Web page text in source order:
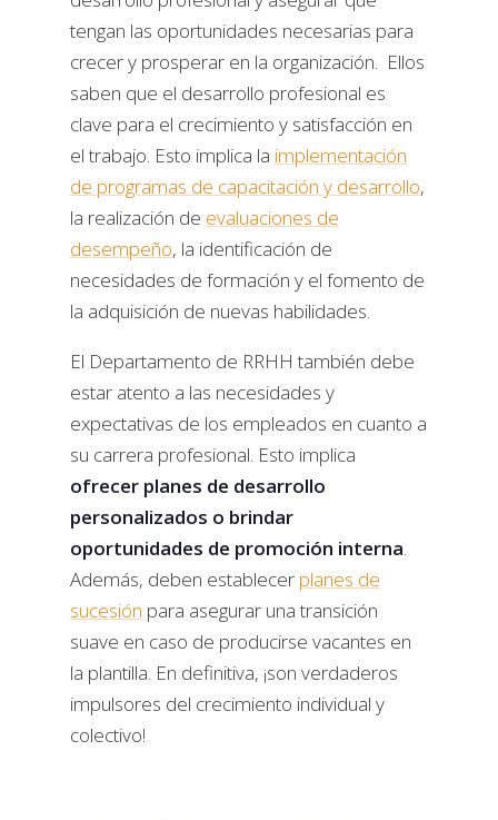
tengan las oportunidades necesarias para
crecer y prosperar en la organización. Ellos
saben que el desarrollo profesional es
clave para el crecimiento y satisfacción en
el trabajo. Esto implica la implementación
de programas de capacitación y desarrollo,
la realización de evaluaciones de
desempeño, la identificación de
necesidades de formación y el fomento de
la adquisición de nuevas habilidades.
El Departamento de RRHH también debe
estar atento a las necesidades y
expectativas de los empleados en cuanto a
su carrera profesional. Esto implica
ofrecer planes de desarrollo
personalizados o brindar
oportunidades de promoción interna.
Además, deben establecer planes de
sucesión para asegurar una transición
suave en caso de producirse vacantes en
la plantilla. En definitiva, ¡son verdaderos
impulsores del crecimiento individual y
colectivo!